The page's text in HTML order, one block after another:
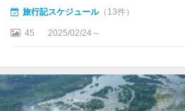
旅行記スケジュール（13件）
45 2025/02/24～